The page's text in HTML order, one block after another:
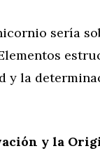
sería
y la
y la